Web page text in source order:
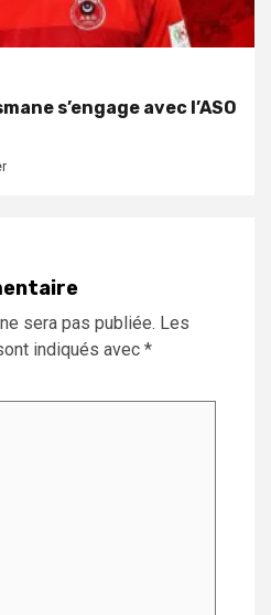
s’engage avec l’ASO
sera pas publiée. Les
indiqués avec *